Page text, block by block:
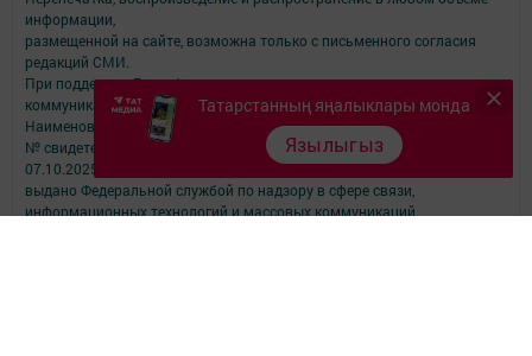
Татарстанның яңалыклары монда
Язылыгыз
информации,
размещенной на сайте, возможна только с письменного согласия
редакций СМИ.
При поддержке Республиканского агентства по печати и массовым
коммуникациям.
Наименование СМИ: Теләче (Тюлячи)
№ свидетельства о регистрации СМИ, дата: ЭЛ № ФС 77-90169 от
07.10.2025
выдано Федеральной службой по надзору в сфере связи,
информационных технологий и массовых коммуникаций